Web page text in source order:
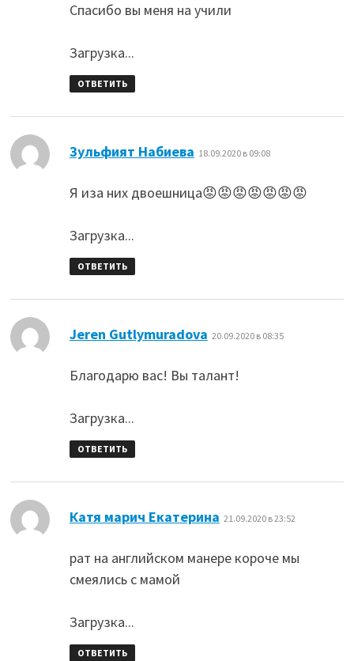
Спасибо вы меня на учили
Загрузка...
ОТВЕТИТЬ
Зульфият Набиева 18.09.2020 в 09:08
Я иза них двоешница😡😡😡😡😡😡😡
Загрузка...
ОТВЕТИТЬ
Jeren Gutlymuradova 20.09.2020 в 08:35
Благодарю вас! Вы талант!
Загрузка...
ОТВЕТИТЬ
Катя марич Екатерина 21.09.2020 в 23:52
рат на английском манере короче мы
смеялись с мамой
Загрузка...
ОТВЕТИТЬ